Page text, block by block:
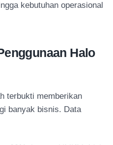
kebutuhan operasional
Halo
terbukti memberikan
banyak bisnis. Data